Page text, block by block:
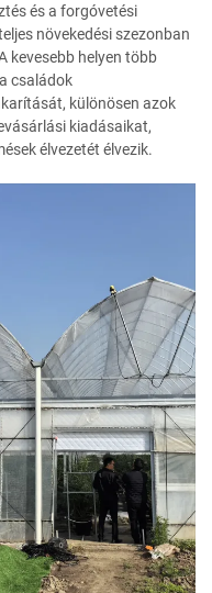
és a forgóvetési
növekedési szezonban
kevesebb helyen több
családok
különösen azok
kiadásaikat,
élvezetét élvezik.